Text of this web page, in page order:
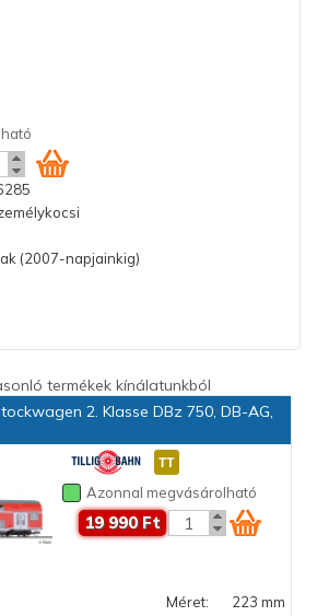
(2007-napjainkig)
termékek kínálatunkból
2. Klasse DBz 750, DB-AG,
Azonnal megvásárolható
19 990 Ft
Méret: 223 mm